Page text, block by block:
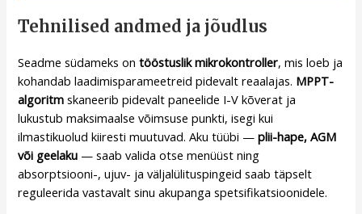
Tehnilised andmed ja jõudlus
Seadme südameks ontööstuslik mikrokontroller, mis loeb ja
kohandab laadimisparameetreid pidevalt reaalajas. MPPT-
algoritm skaneerib pidevalt paneelide I-V kõverat ja
lukustub maksimaalse võimsuse punkti, isegi kui
ilmastikuolud kiiresti muutuvad. Aku tüübi —plii-hape, AGM
või geelaku — saab valida otse menüüst ning
absorptsiooni-, ujuv- ja väljalülituspingeid saab täpselt
reguleerida vastavalt sinu akupanga spetsifikatsioonidele.